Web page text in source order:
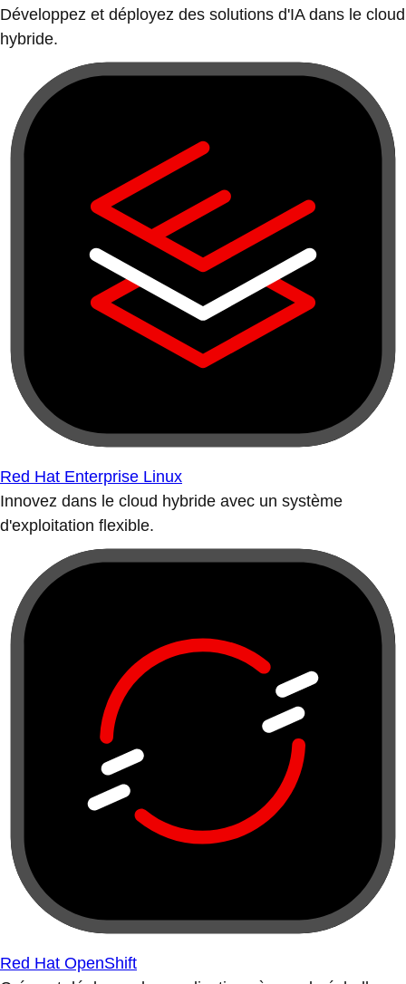
Développez et déployez des solutions d'IA dans le cloud
hybride.
Red Hat Enterprise Linux
Innovez dans le cloud hybride avec un système
d'exploitation flexible.
Red Hat OpenShift